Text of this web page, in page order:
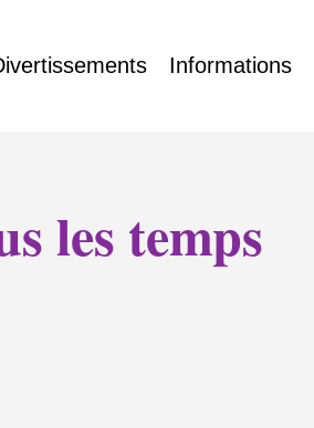
Informations
les temps